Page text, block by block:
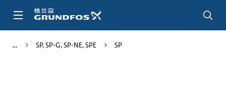
SP, SP-G, SP-NE, SPE SP